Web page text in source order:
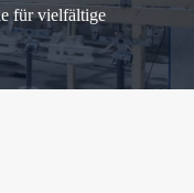
für vielfältige